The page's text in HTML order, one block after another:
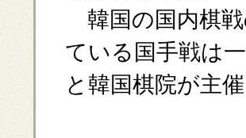
韓国の国内棋戦
ている国手戦は
と韓国棋院が主